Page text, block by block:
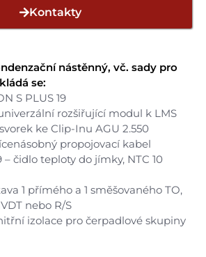
nástěnný, vč. sady pro
se:
S PLUS 19
rozšiřující modul k LMS
ke Clip-Inu AGU 2.550
propojovací kabel
– čidlo teploty do jímky, NTC 10
1 přímého a 1 směšovaného TO,
nebo R/S
izolace pro čerpadlové skupiny
Kontakty